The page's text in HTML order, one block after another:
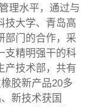
理水平，通过与
技大学、青岛高
部门的合作，采
支精明强干的科
产技术部，共有
胶新产品20多
新技术获国